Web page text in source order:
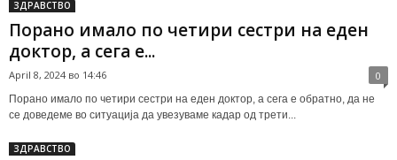
ЗДРАВСТВО
Порано имало по четири сестри на еден
доктор, а сега е...
April 8, 2024 во 14:46 0
Порано имало по четири сестри на еден доктор, а сега е обратно, да не
се доведеме во ситуација да увезуваме кадар од трети...
ЗДРАВСТВО